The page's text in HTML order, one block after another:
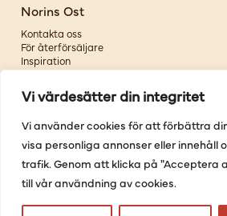
Vi värdesätter din integritet
Vi använder cookies för att förbättra
visa personliga annonser eller innehåll
trafik. Genom att klicka på "Acceptera
till vår användning av cookies.
Norins Ost
Kontakta oss
För återförsäljare
Inspiration
Om oss
Följ oss
Facebook
Instagram
Youtube